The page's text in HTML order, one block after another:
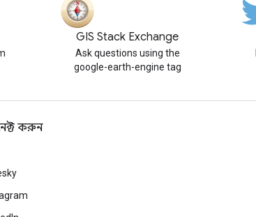
GIS Stack Exchange
Ask questions using the
google-earth-engine tag
করুন